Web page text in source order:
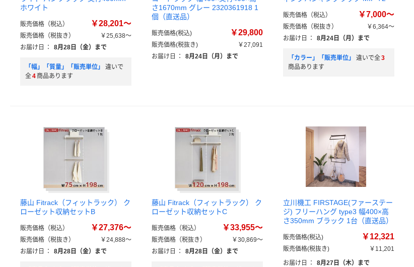
ホワイト
販売価格（税込） ￥28,201～
販売価格（税抜き）
￥25,638～
お届け日
： 8月28日（金）まで
「幅」「質量」「販売単位」
違いで
全4 商品あります
さ1670mm グレー 2320361918 1
個（直送品）
販売価格(税込) ￥29,800
販売価格(税抜き)
￥27,091
お届け日
： 8月24日（月）まで
販売価格（税込） ￥7,000～
販売価格（税抜き）
￥6,364～
お届け日
： 8月24日（月）まで
「カラー」「販売単位」 違いで全3
商品あります
藤山 Fitrack（フィットラック） ク
ローゼット収納セットB
販売価格（税込） ￥27,376～
販売価格（税抜き）
￥24,888～
お届け日
： 8月28日（金）まで
藤山 Fitrack（フィットラック） ク
ローゼット収納セットC
販売価格（税込） ￥33,955～
販売価格（税抜き）
￥30,869～
お届け日
： 8月28日（金）まで
立川機工 FIRSTAGE(ファーステー
ジ) フリーハング type3 幅400×高
さ350mm ブラック 1台（直送品）
販売価格(税込) ￥12,321
販売価格(税抜き)
￥11,201
お届け日
： 8月27日（木）まで